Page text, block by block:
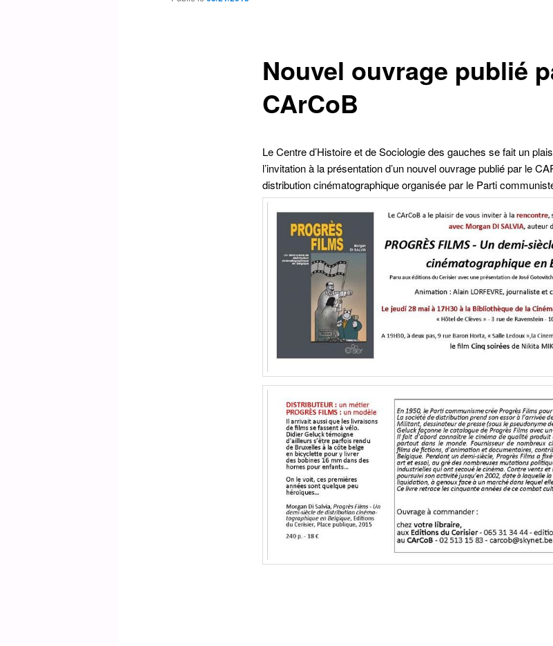
Nouvel ouvrage publié
CArCoB
Le Centre d’Histoire et de Sociologie des gauches se fait un
l’invitation à la présentation d’un nouvel ouvrage publié par le
distribution cinématographique organisée par le Parti